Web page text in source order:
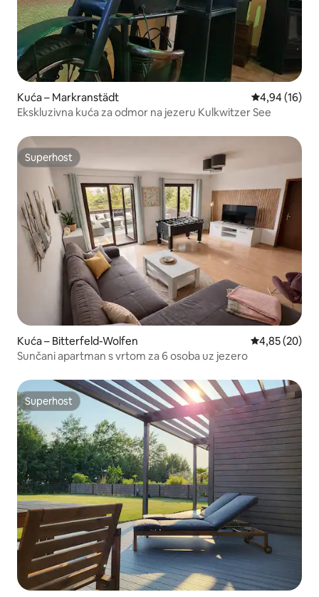
Kuća – Markranstädt Prosječna
4,94 (16)
Ekskluzivna kuća za odmor na jezeru Kulkwitzer See
Superhost
Superhost
Kuća – Bitterfeld-Wolfen Prosječna
4,85 (20)
Sunčani apartman s vrtom za 6 osoba uz jezero
Superhost
Superhost